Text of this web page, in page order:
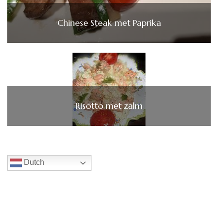
Chinese Steak met Paprika
Risotto met zalm
Dutch